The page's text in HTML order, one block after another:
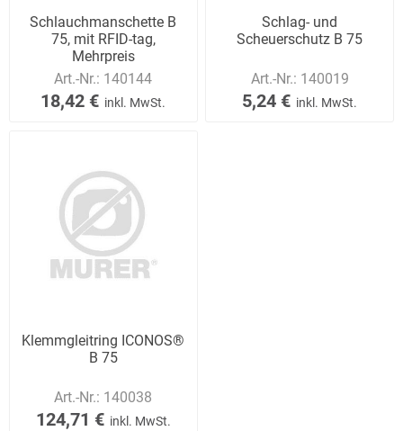
Schlauchmanschette B
75, mit RFID-tag,
Mehrpreis
Art.-Nr.: 140144
18,42 € inkl. MwSt.
Schlag- und
Scheuerschutz B 75
Art.-Nr.: 140019
5,24 € inkl. MwSt.
Klemmgleitring ICONOS®
B 75
Art.-Nr.: 140038
124,71 € inkl. MwSt.